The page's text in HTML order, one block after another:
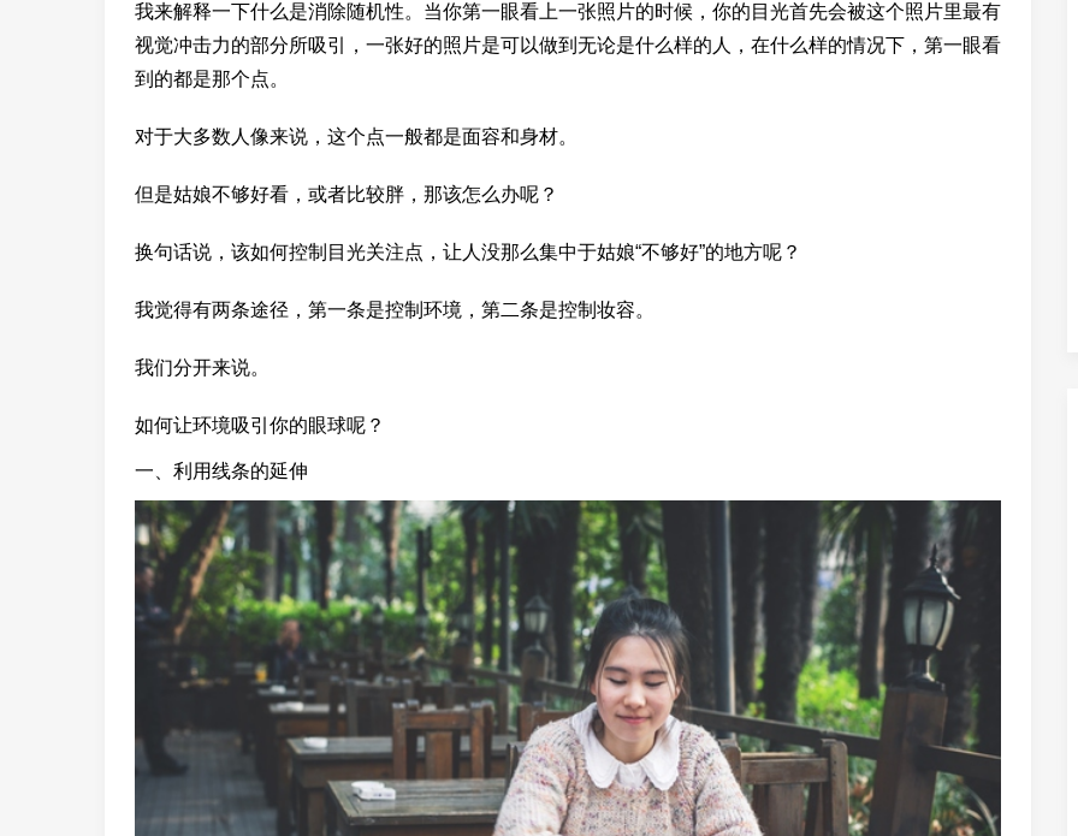
我来解释一下什么是消除随机性。当你第一眼看上一张照片的时候，你的目光首先会被这个照片里最有
视觉冲击力的部分所吸引，一张好的照片是可以做到无论是什么样的人，在什么样的情况下，第一眼看
到的都是那个点。
对于大多数人像来说，这个点一般都是面容和身材。
但是姑娘不够好看，或者比较胖，那该怎么办呢？
换句话说，该如何控制目光关注点，让人没那么集中于姑娘“不够好”的地方呢？
我觉得有两条途径，第一条是控制环境，第二条是控制妆容。
我们分开来说。
如何让环境吸引你的眼球呢？
一、利用线条的延伸